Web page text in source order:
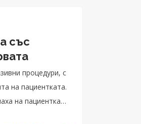
със
червата
процедури, с
на пациентката